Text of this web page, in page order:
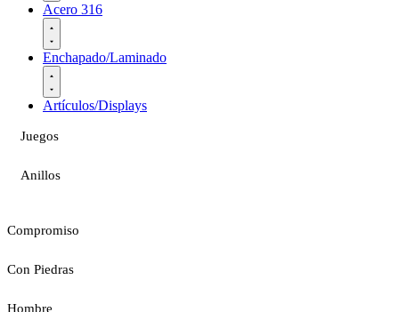
Acero 316
Enchapado/Laminado
Artículos/Displays
Juegos
Anillos
Compromiso
Con Piedras
Hombre